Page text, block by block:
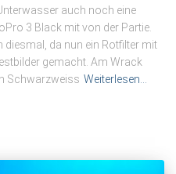
auch noch eine
3 Black mit von der Partie.
diesmal, da nun ein Rotfilter mit
gemacht. Am Wrack
Schwarzweiss Weiterlesen…